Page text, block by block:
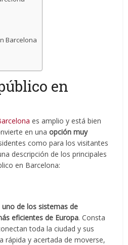
Barcelona
en
es amplio y está bien
en unaopción muy
como para los visitantes
descripción de los principales
en Barcelona:
uno de los sistemas de
eficientes de Europa. Consta
toda la ciudad y sus
rápida y acertada de moverse,